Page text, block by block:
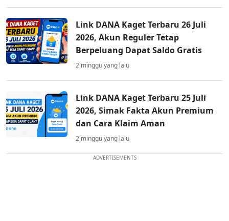
Link DANA Kaget Terbaru 26 Juli
2026, Akun Reguler Tetap
Berpeluang Dapat Saldo Gratis
2 minggu yang lalu
Link DANA Kaget Terbaru 25 Juli
2026, Simak Fakta Akun Premium
dan Cara Klaim Aman
2 minggu yang lalu
ADVERTISEMENTS